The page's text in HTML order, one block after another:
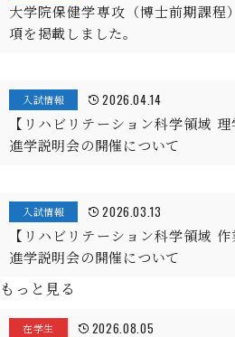
大学院保健学専攻（博士前期課程
項を掲載しました。
入試情報 2026.04.14
【リハビリテーション科学領域
進学説明会の開催について
入試情報 2026.03.13
【リハビリテーション科学領域
進学説明会の開催について
もっと見る
在学生 2026.08.05